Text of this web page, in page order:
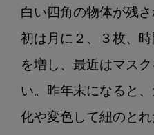
白い四角の物体が残
初は月に２、３枚、
を増し、最近はマス
い。昨年末になると
化や変色して紐のと